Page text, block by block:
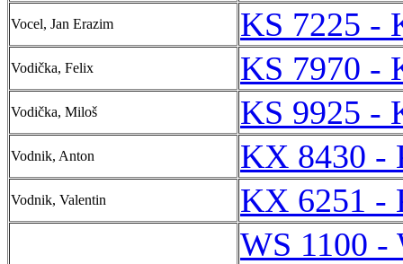
Vocel, Jan Erazim KS 7225 -
Vodička, Felix KS 7970 -
Vodička, Miloš KS 9925 -
Vodnik, Anton KX 8430 -
Vodnik, Valentin KX 6251 -
WS 1100 -